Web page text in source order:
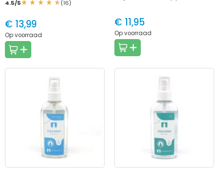
4.5/5 (16)
€ 13,99
Op voorraad
€ 11,95
Op voorraad